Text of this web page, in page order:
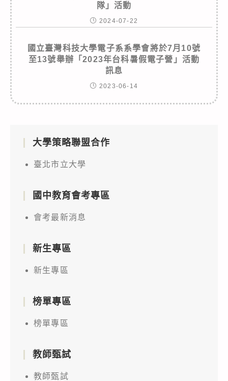
隊」活動
2024-07-22
國立臺灣科技大學電子系系學會將於7月10號
至13號舉辦「2023年台科暑假電子營」活動
訊息
2023-06-14
大學策略聯盟合作
臺北市立大學
國中教育會考專區
會考最新消息
新生專區
新生專區
榜單專區
榜單專區
教師甄試
教師甄試